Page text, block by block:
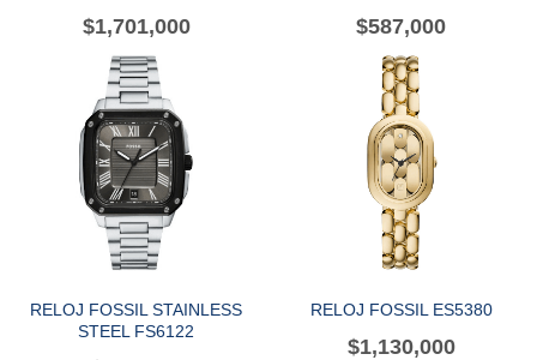
$1,701,000 $587,000
RELOJ FOSSIL STAINLESS
STEEL FS6122
RELOJ FOSSIL ES5380
$1,130,000